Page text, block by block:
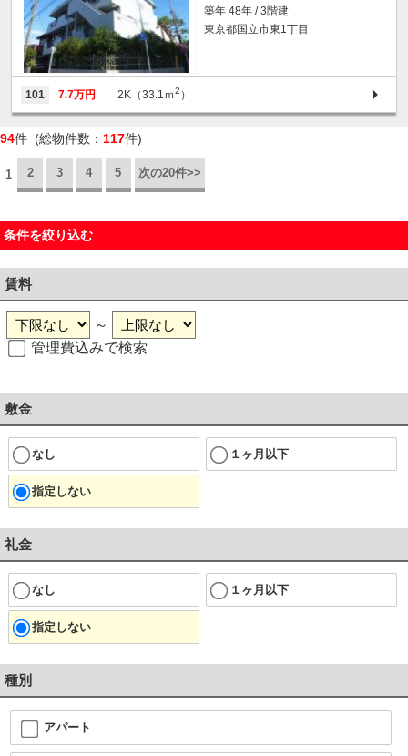
築年 48年 / 3階建
東京都国立市東1丁目
101 7.7万円 2K（33.1ｍ2 ）
94件 (総物件数： 117件)
1 2 3 4 5 次の20件>>
条件を絞り込む
賃料
～
管理費込みで検索
敷金
なし １ヶ月以下
指定しない
礼金
なし １ヶ月以下
指定しない
種別
アパート